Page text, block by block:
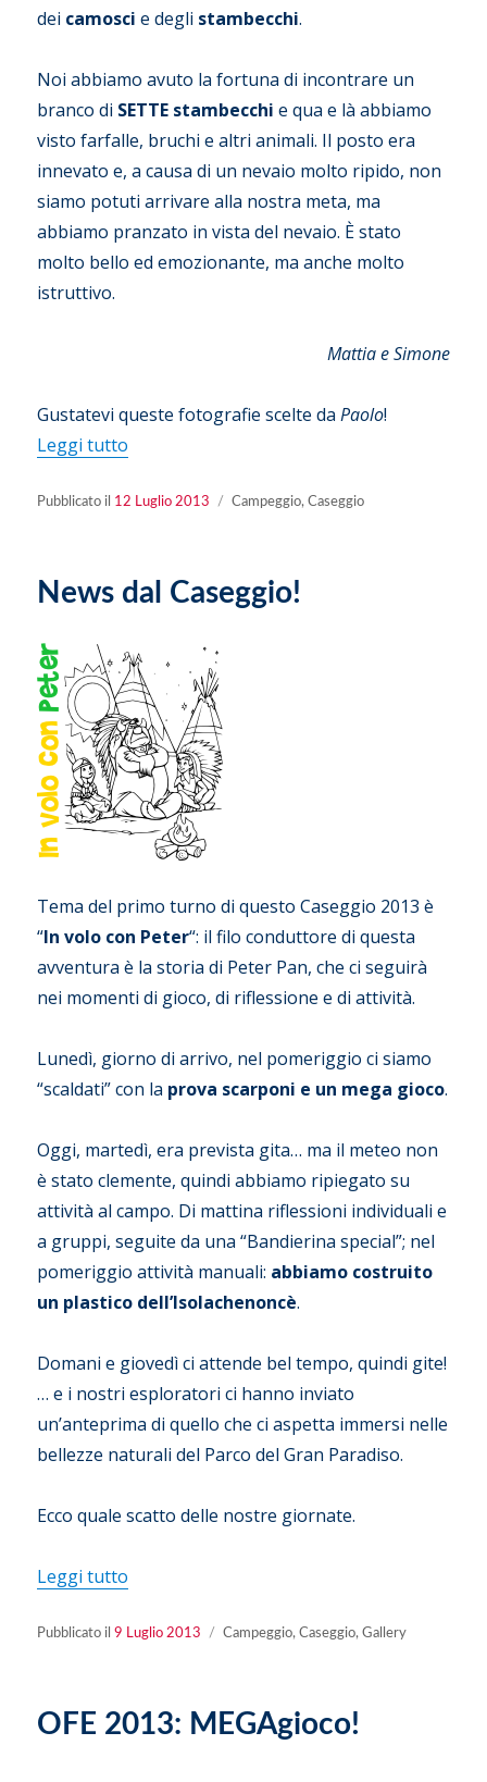
dei camosci e degli stambecchi.
Noi abbiamo avuto la fortuna di incontrare un
branco di SETTE stambecchi e qua e là abbiamo
visto farfalle, bruchi e altri animali. Il posto era
innevato e, a causa di un nevaio molto ripido, non
siamo potuti arrivare alla nostra meta, ma
abbiamo pranzato in vista del nevaio. È stato
molto bello ed emozionante, ma anche molto
istruttivo.
Mattia e Simone
Gustatevi queste fotografie scelte daPaolo!
Leggi tutto
Pubblicato il Pubblicato
12 Luglio 2013 Categorie
Campeggio,Caseggio
News dal Caseggio!
Tema del primo turno di questo Caseggio 2013 è
“In volo con Peter“: il filo conduttore di questa
avventura è la storia di Peter Pan, che ci seguirà
nei momenti di gioco, di riflessione e di attività.
Lunedì, giorno di arrivo, nel pomeriggio ci siamo
“scaldati” con la prova scarponi e un mega gioco.
Oggi, martedì, era prevista gita… ma il meteo non
è stato clemente, quindi abbiamo ripiegato su
attività al campo. Di mattina riflessioni individuali e
a gruppi, seguite da una “Bandierina special”; nel
pomeriggio attività manuali: abbiamo costruito
un plastico dell’Isolachenoncè.
Domani e giovedì ci attende bel tempo, quindi gite!
… e i nostri esploratori ci hanno inviato
un’anteprima di quello che ci aspetta immersi nelle
bellezze naturali del Parco del Gran Paradiso.
Ecco quale scatto delle nostre giornate.
Leggi tutto
Pubblicato ilPubblicato
9 Luglio 2013 Categorie
Campeggio,Caseggio,Gallery
OFE 2013: MEGAgioco!